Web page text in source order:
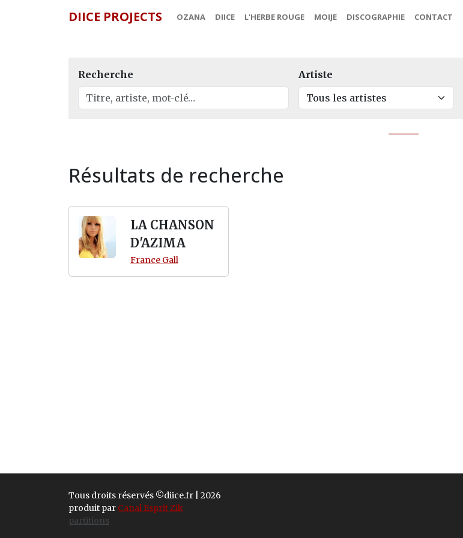
DIICE PROJECTS OZANA DIICE L'HERBE ROUGE MOIJE DISCOGRAPHIE CONTACT
Recherche Artiste
Résultats de recherche
LA CHANSON
D'AZIMA
France Gall
Tous droits réservés ©diice.fr | 2026
produit par Canal Esprit Zik
partitions